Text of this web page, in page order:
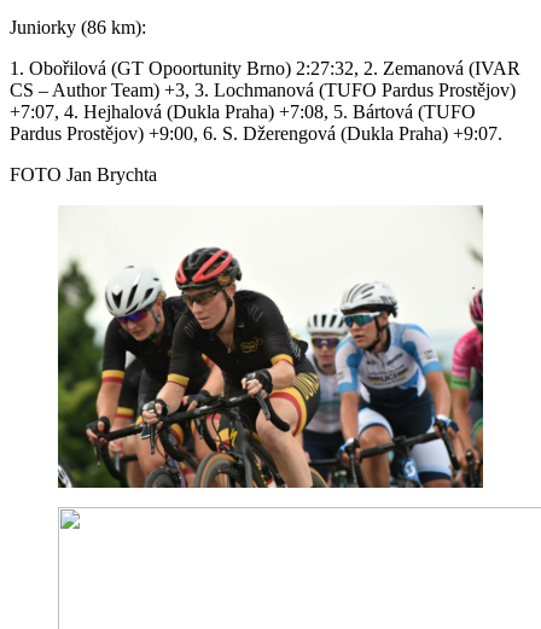
Juniorky (86 km):
1. Obořilová (GT Opoortunity Brno) 2:27:32, 2. Zemanová (IVAR
CS – Author Team) +3, 3. Lochmanová (TUFO Pardus Prostějov)
+7:07, 4. Hejhalová (Dukla Praha) +7:08, 5. Bártová (TUFO
Pardus Prostějov) +9:00, 6. S. Džerengová (Dukla Praha) +9:07.
FOTO Jan Brychta